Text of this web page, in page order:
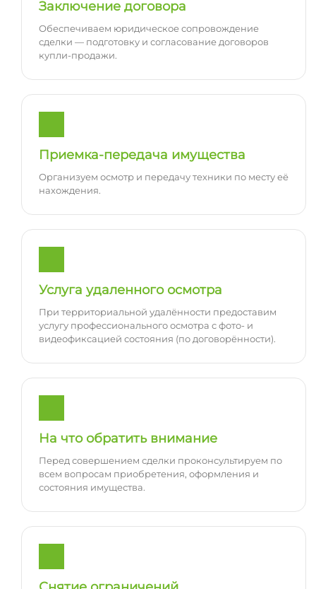
Заключение договора
Обеспечиваем юридическое сопровождение
сделки — подготовку и согласование договоров
купли-продажи.
Приемка-передача имущества
Организуем осмотр и передачу техники по месту её
нахождения.
Услуга удаленного осмотра
При территориальной удалённости предоставим
услугу профессионального осмотра с фото- и
видеофиксацией состояния (по договорённости).
На что обратить внимание
Перед совершением сделки проконсультируем по
всем вопросам приобретения, оформления и
состояния имущества.